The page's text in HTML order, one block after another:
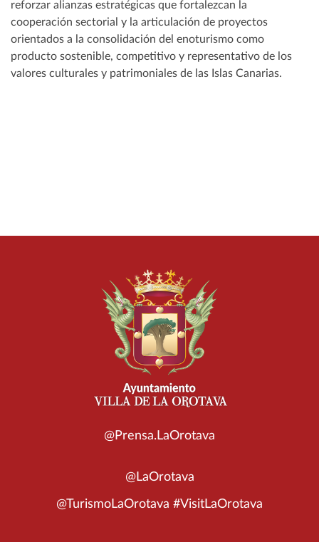
reforzar alianzas estratégicas que fortalezcan la
cooperación sectorial y la articulación de proyectos
orientados a la consolidación del enoturismo como
producto sostenible, competitivo y representativo de los
valores culturales y patrimoniales de las Islas Canarias.
@Prensa.LaOrotava
@LaOrotava
@TurismoLaOrotava #VisitLaOrotava